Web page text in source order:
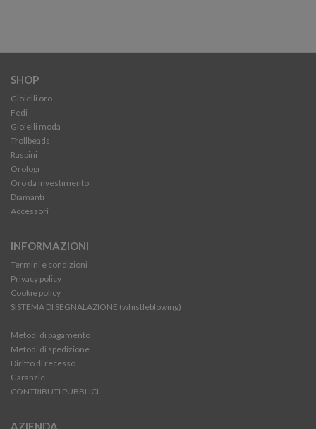
SHOP
Gioielli oro
Fedi
Gioielli moda
Trollbeads
Raspini
Orologi
Oro da investimento
Diamanti
Accessori
INFORMAZIONI
Termini e condizioni
Privacy policy
Cookie policy
SISTEMA DI SEGNALAZIONE (whistleblowing)
Metodi di pagamento
Metodi di spedizione
Diritto di recesso
Garanzie
CONTRIBUTI PUBBLICI
AZIENDA